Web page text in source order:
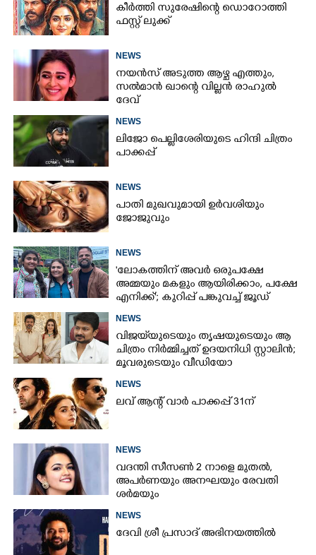
കീർത്തി സുരേഷിന്റെ ഡൊറോത്തി
ഫസ്റ്റ് ലുക്ക്
NEWS
നയൻസ് അടുത്ത ആഴ്ച എത്തും,
സൽമാൻ ഖാന്റെ വില്ലൻ രാഹുൽ
ദേവ്
NEWS
ലിജോ പെല്ലിശേരിയുടെ ഹിന്ദി ചിത്രം
പാക്കപ്പ്
NEWS
പാതി മുഖവുമായി ഉർവശിയും
ജോജുവും
NEWS
'ലോകത്തിന് അവർ ഒരുപക്ഷേ
അമ്മയും മകളും ആയിരിക്കാം, പക്ഷേ
എനിക്ക്'; കുറിപ്പ് പങ്കുവച്ച് ജൂഡ്
NEWS
വിജയ്‌യുടെയും തൃഷയുടെയും ആ
ചിത്രം നിർമ്മിച്ചത് ഉദയനിധി സ്റ്റാലിൻ;
മൂവരുടെയും വീഡിയോ
NEWS
ലവ് ആന്റ് വാർ പാക്കപ്പ് 31ന്
NEWS
വദന്തി സീസൺ 2 നാളെ മുതൽ,
അപർണയും അനഘയും രേവതി
ശർമയും
NEWS
ദേവി ശ്രീ പ്രസാദ് അഭിനയത്തിൽ